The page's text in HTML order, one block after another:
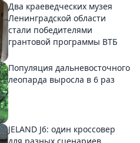
Два краеведческих музея
Ленинградской области
стали победителями
грантовой программы ВТБ
Популяция дальневосточного
леопарда выросла в 6 раз
JELAND J6: один кроссовер